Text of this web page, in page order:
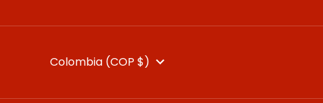
MONEDA
Colombia (COP $)